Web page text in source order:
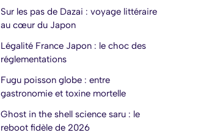
Sur les pas de Dazai : voyage littéraire
au cœur du Japon
Légalité France Japon : le choc des
réglementations
Fugu poisson globe : entre
gastronomie et toxine mortelle
Ghost in the shell science saru : le
reboot fidèle de 2026